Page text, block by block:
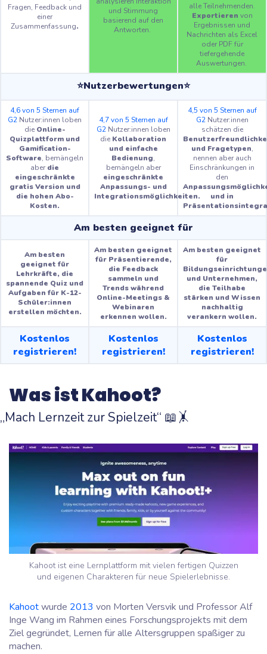
Fragen, Feedback und
einer
Zusammenfassung.
und Stimmung
basierend auf den
Antworten.
alle Teilnehmenden.
Exportieren von
Ergebnissen und
Nachrichten als Excel
oder PDF für
tiefergehende
Auswertungen.
⭐Nutzerbewertungen⭐
4,6 von 5 Sternen auf
G2 Nutzer:innen loben
die Online-
Quizplattform und
Gamification-
Software, bemängeln
aberdie
eingeschränkte
gratis Version und
die hohen Abo-
Kosten.
4,7 von 5 Sternen auf
G2Nutzer:innen loben
die Kollaboration
und einfache
Bedienung,
bemängeln aber
eingeschränkte
Anpassungs- und
Integrationsmöglichkeiten.
4,5 von 5 Sternen auf
G2Nutzer:innen
schätzen die
und Fragetypen,
nennen aber auch
Einschränkungen in
den
und in
Am besten geeignet für
Am besten
geeignet für
Lehrkräfte, die
spannende Quiz und
Aufgaben für K-12-
Schüler:innen
erstellen möchten.
Am besten geeignet
für Präsentierende,
die Feedback
sammeln und
Trends während
Online-Meetings &
Webinaren
erkennen wollen.
Am besten geeignet
für
und Unternehmen,
die Teilhabe
stärken und Wissen
nachhaltig
verankern wollen.
Kostenlos
registrieren!
Kostenlos
registrieren!
Kostenlos
registrieren!
Was ist Kahoot?
„Mach Lernzeit zur Spielzeit“ 📖🤸
Kahoot ist eine Lernplattform mit vielen fertigen Quizzen
und eigenen Charakteren für neue Spielerlebnisse.
Kahootwurde 2013 von Morten Versvik und Professor Alf
Inge Wang im Rahmen eines Forschungsprojekts mit dem
Ziel gegründet, Lernen für alle Altersgruppen spaßiger zu
machen.